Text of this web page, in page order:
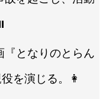
『となりのとらん
を演じる。👩